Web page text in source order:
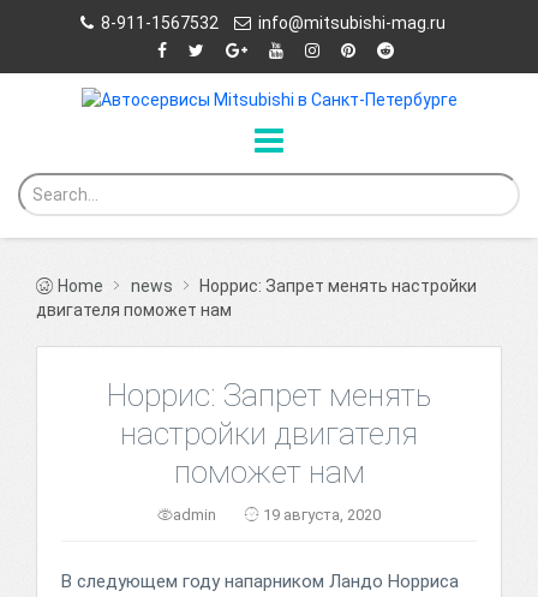
8-911-1567532 info@mitsubishi-mag.ru
Home news
Норрис: Запрет менять настройки
двигателя поможет нам
Норрис: Запрет менять
настройки двигателя
поможет нам
admin 19 августа, 2020
В следующем году напарником Ландо Норриса